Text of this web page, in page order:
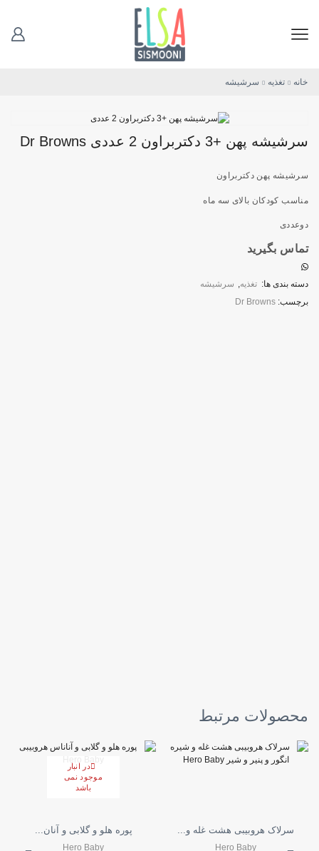
خانه تغذیه سرشیشه
سرشیشه پهن +3 دکتربراون 2 عددی Dr Browns
سرشیشه پهن دکتربراون
مناسب کودکان بالای سه ماه
دوعددی
تماس بگیرید
دسته بندی ها: تغذیه, سرشیشه
برچسب: Dr Browns
محصولات مرتبط
سرلاک هروبیبی هشت غله و...
Hero Baby
در انبار
موجود نمی
باشد
پوره هلو و گلابی و آنان...
Hero Baby